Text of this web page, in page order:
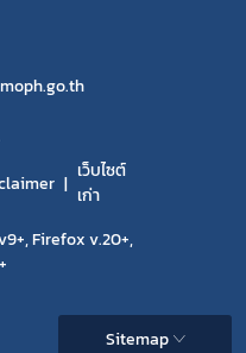
เว็บไซต์
เก่า
Firefox v.20+,
Sitemap